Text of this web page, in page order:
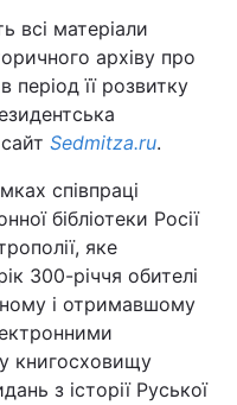
всі матеріали
архіву про
її розвитку
Sedmitza.ru.
співпраці
бібліотеки Росії
яке
300-річчя обителі
і отримавшому
книгосховищу
з історії Руської